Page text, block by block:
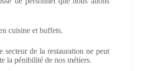
cuisine et buffets.
de la restauration ne peut
la pénibilité de nos métiers.